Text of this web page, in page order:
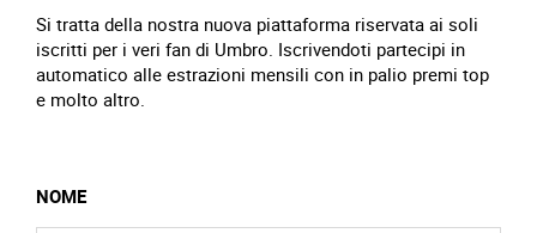
Si tratta della nostra nuova piattaforma riservata ai soli
iscritti per i veri fan di Umbro. Iscrivendoti partecipi in
automatico alle estrazioni mensili con in palio premi top
e molto altro.
NOME